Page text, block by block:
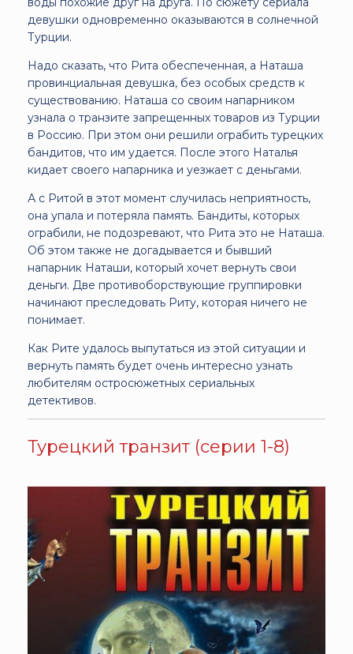
девушки одновременно оказываются в солнечной
Турции.
Надо сказать, что Рита обеспеченная, а Наташа
провинциальная девушка, без особых средств к
существованию. Наташа со своим напарником
узнала о транзите запрещенных товаров из Турции
в Россию. При этом они решили ограбить турецких
бандитов, что им удается. После этого Наталья
кидает своего напарника и уезжает с деньгами.
А с Ритой в этот момент случилась неприятность,
она упала и потеряла память. Бандиты, которых
ограбили, не подозревают, что Рита это не Наташа.
Об этом также не догадывается и бывший
напарник Наташи, который хочет вернуть свои
деньги. Две противоборствующие группировки
начинают преследовать Риту, которая ничего не
понимает.
Как Рите удалось выпутаться из этой ситуации и
вернуть память будет очень интересно узнать
любителям остросюжетных сериальных
детективов.
Турецкий транзит (серии 1-8)